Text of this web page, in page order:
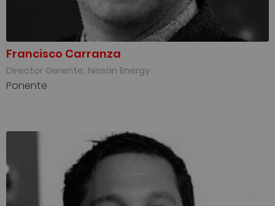
Francisco Carranza
Director Gerente, Nissan Energy
Ponente